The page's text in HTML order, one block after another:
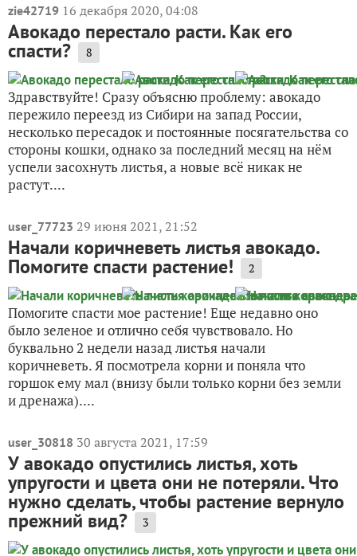
zie42719 16 декабря 2020, 04:08
Авокадо перестало расти. Как его
спасти? 8
Здравствуйте! Сразу объясню проблему: авокадо
пережило переезд из Сибири на запад России,
несколько пересадок и постоянные посягательства со
стороны кошки, однако за последний месяц на нём
успели засохнуть листья, а новые всё никак не
растут....
user_77723 29 июня 2021, 21:52
Начали коричневеть листья авокадо.
Помогите спасти растение! 2
Помогите спасти мое растение! Еще недавно оно
было зеленое и отлично себя чувствовало. Но
буквально 2 недели назад листья начали
коричневеть. Я посмотрела корни и поняла что
горшок ему мал (внизу были только корни без земли
и дренажа)....
user_30818 30 августа 2021, 17:59
У авокадо опустились листья, хоть
упругости и цвета они не потеряли. Что
нужно сделать, чтобы растение вернуло
прежний вид? 3